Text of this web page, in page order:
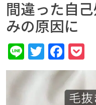
間違った自
みの原因に
LineTwitter